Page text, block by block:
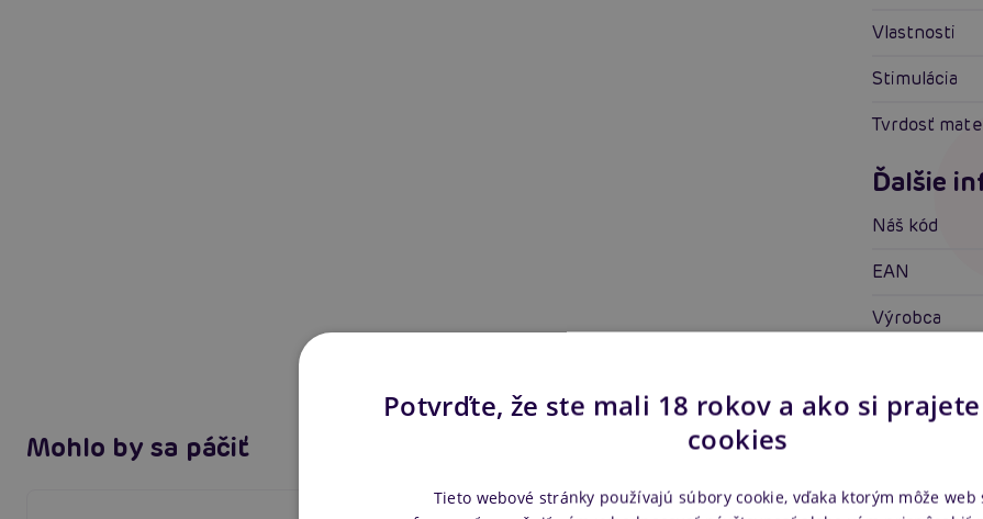
Vlastnosti
Stimulácia
Tvrdosť
Ďalšie
Náš kód
EAN
Výrobca
Mohlo by sa páčiť
Potvrďte, že ste mali 18 rokov a ako si
cookies
Tieto webové stránky používajú súbory cookie, vďaka ktorým môže web